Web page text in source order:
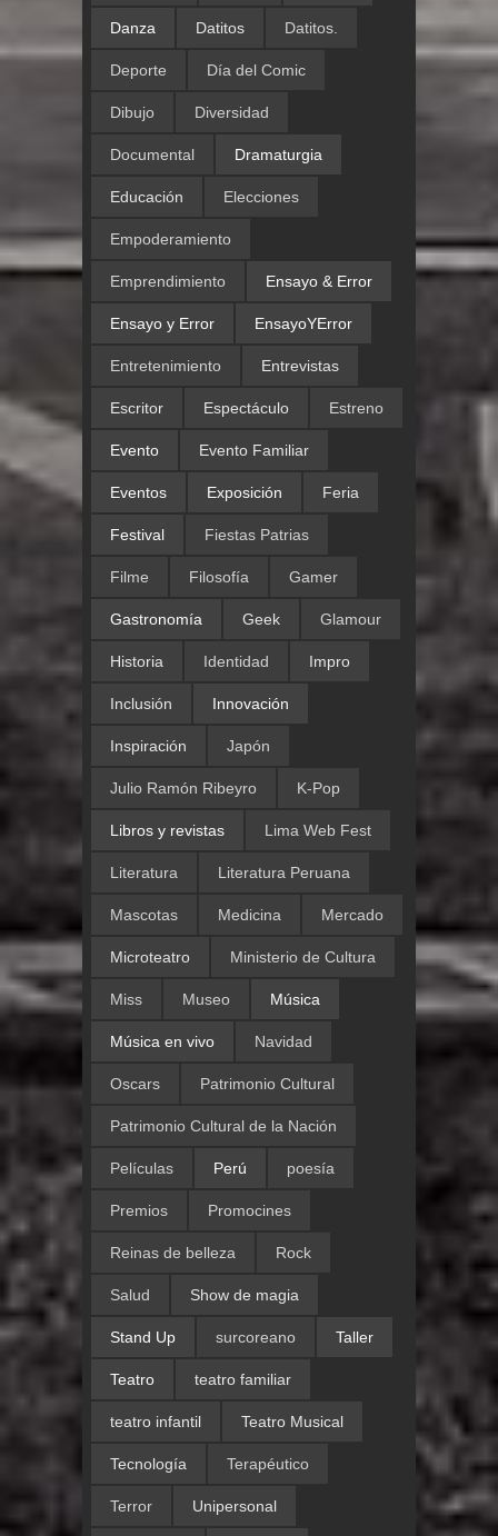
Danza Datitos Datitos.
Deporte Día del Comic
Dibujo Diversidad
Documental Dramaturgia
Educación Elecciones
Empoderamiento
Emprendimiento Ensayo & Error
Ensayo y Error EnsayoYError
Entretenimiento Entrevistas
Escritor Espectáculo Estreno
Evento Evento Familiar
Eventos Exposición Feria
Festival Fiestas Patrias
Filme Filosofía Gamer
Gastronomía Geek Glamour
Historia Identidad Impro
Inclusión Innovación
Inspiración Japón
Julio Ramón Ribeyro K-Pop
Libros y revistas Lima Web Fest
Literatura Literatura Peruana
Mascotas Medicina Mercado
Microteatro Ministerio de Cultura
Miss Museo Música
Música en vivo Navidad
Oscars Patrimonio Cultural
Patrimonio Cultural de la Nación
Películas Perú poesía
Premios Promocines
Reinas de belleza Rock
Salud Show de magia
Stand Up surcoreano Taller
Teatro teatro familiar
teatro infantil Teatro Musical
Tecnología Terapéutico
Terror Unipersonal